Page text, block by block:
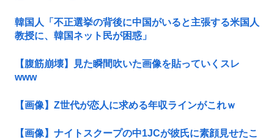
韓国人「不正選挙の背後に中国がいると主張する米国人
教授に、韓国ネット民が困惑」
【腹筋崩壊】見た瞬間吹いた画像を貼っていくスレ
www
【画像】Z世代が恋人に求める年収ラインがこれｗ
【画像】ナイトスクープの中1JCが彼氏に素顔見せたこ